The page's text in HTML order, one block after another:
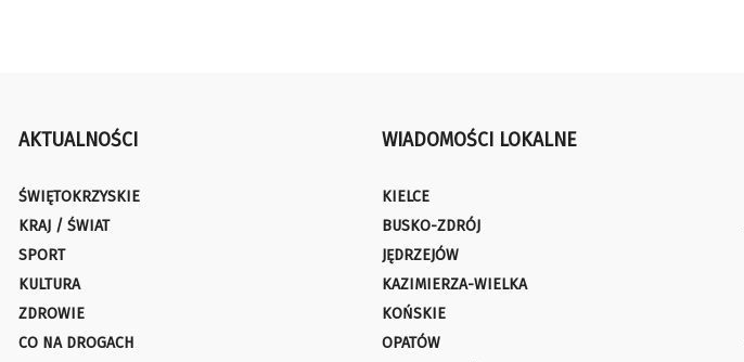
AKTUALNOŚCI
ŚWIĘTOKRZYSKIE
KRAJ / ŚWIAT
SPORT
KULTURA
ZDROWIE
CO NA DROGACH
WIADOMOŚCI LOKALNE
KIELCE
BUSKO-ZDRÓJ
JĘDRZEJÓW
KAZIMIERZA-WIELKA
KOŃSKIE
OPATÓW